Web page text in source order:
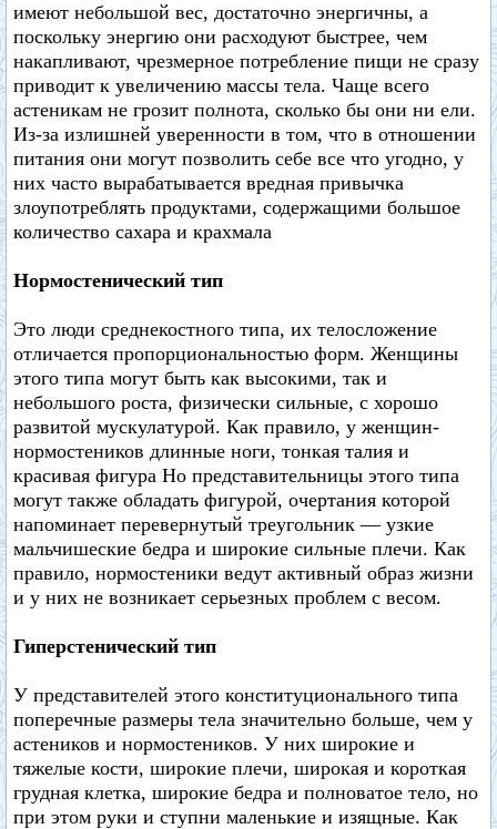
имеют небольшой вес, достаточно энергичны, а
поскольку энергию они расходуют быстрее, чем
накапливают, чрезмерное потребление пищи не сразу
приводит к увеличению массы тела. Чаще всего
астеникам не грозит полнота, сколько бы они ни ели.
Из-за излишней уверенности в том, что в отношении
питания они могут позволить себе все что угодно, у
них часто вырабатывается вредная привычка
злоупотреблять продуктами, содержащими большое
количество сахара и крахмала
Нормостенический тип
Это люди среднекостного типа, их телосложение
отличается пропорциональностью форм. Женщины
этого типа могут быть как высокими, так и
небольшого роста, физически сильные, с хорошо
развитой мускулатурой. Как правило, у женщин-
нормостеников длинные ноги, тонкая талия и
красивая фигура Но представительницы этого типа
могут также обладать фигурой, очертания которой
напоминает перевернутый треугольник — узкие
мальчишеские бедра и широкие сильные плечи. Как
правило, нормостеники ведут активный образ жизни
и у них не возникает серьезных проблем с весом.
Гиперстенический тип
У представителей этого конституционального типа
поперечные размеры тела значительно больше, чем у
астеников и нормостеников. У них широкие и
тяжелые кости, широкие плечи, широкая и короткая
грудная клетка, широкие бедра и полноватое тело, но
при этом руки и ступни маленькие и изящные. Как